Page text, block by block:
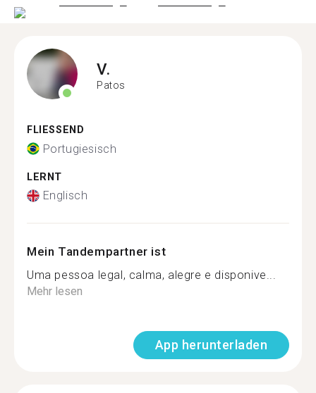
V.
Patos
FLIESSEND
Portugiesisch
LERNT
Englisch
Mein Tandempartner ist
Uma pessoa legal, calma, alegre e disponive...
Mehr lesen
App herunterladen